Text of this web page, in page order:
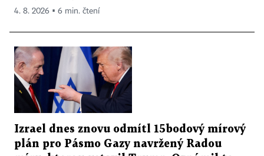
4. 8. 2026 ▪ 6 min. čtení
Izrael dnes znovu odmítl 15bodový mírový
plán pro Pásmo Gazy navržený Radou